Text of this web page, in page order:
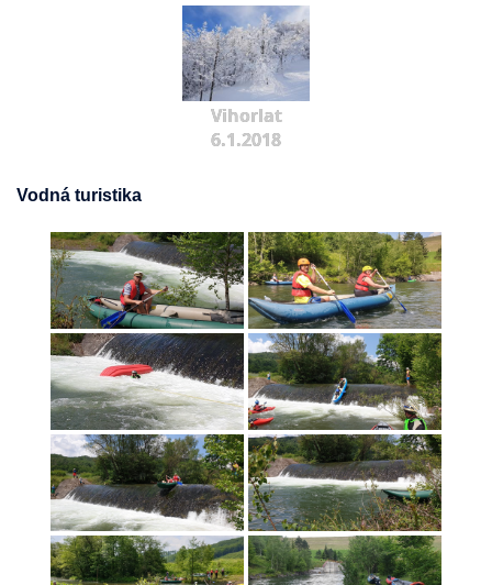
Vihorlat
6.1.2018
Vodná turistika